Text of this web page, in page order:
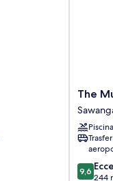
The
Mulia
Bali
The
Piscina
9.6
su
9,6
244